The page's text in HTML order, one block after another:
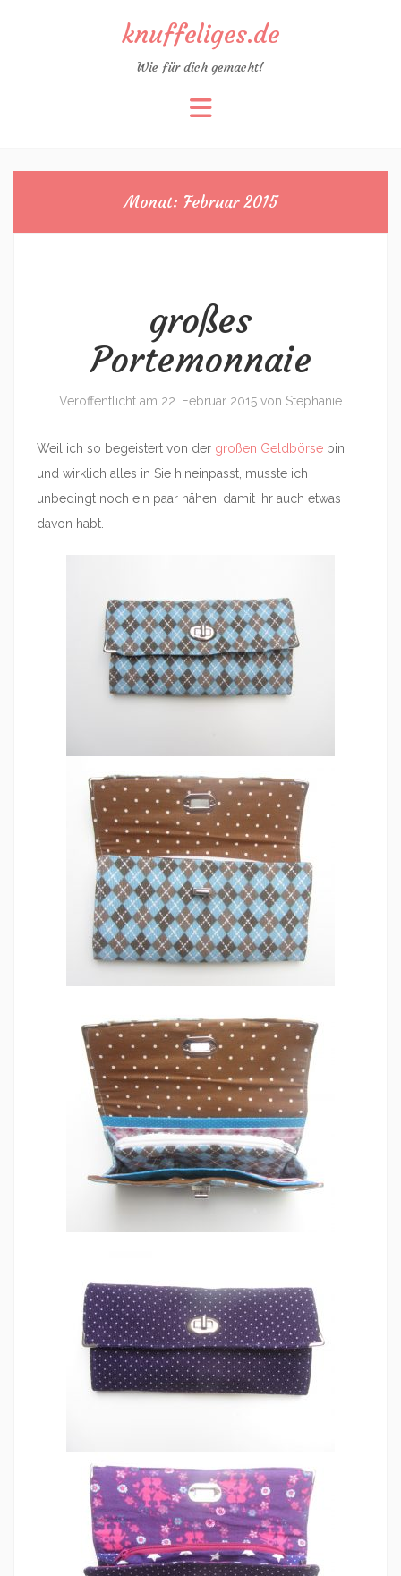
knuffeliges.de
Wie für dich gemacht!
Monat: Februar 2015
großes
Portemonnaie
Veröffentlicht am 22. Februar 2015 von Stephanie
Weil ich so begeistert von der großen Geldbörse bin
und wirklich alles in Sie hineinpasst, musste ich
unbedingt noch ein paar nähen, damit ihr auch etwas
davon habt.